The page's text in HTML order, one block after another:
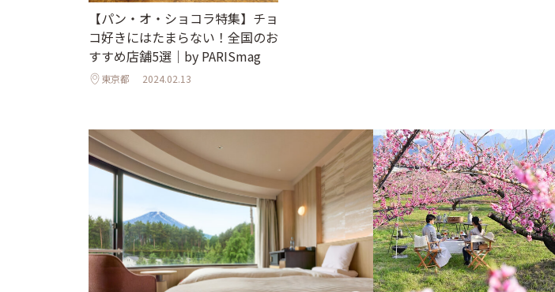
【パン・オ・ショコラ特集】チョ
コ好きにはたまらない！全国のお
すすめ店舗5選｜by PARISmag
東京都 2024.02.13